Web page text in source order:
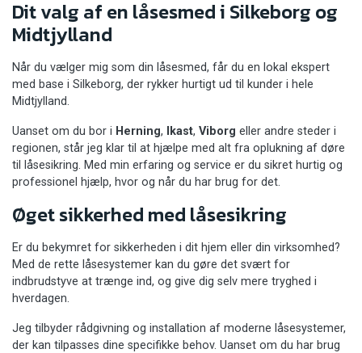
Dit valg af en låsesmed i Silkeborg og
Midtjylland
Når du vælger mig som din låsesmed, får du en lokal ekspert
med base i Silkeborg, der rykker hurtigt ud til kunder i hele
Midtjylland.
Uanset om du bor i Herning, Ikast, Viborg eller andre steder i
regionen, står jeg klar til at hjælpe med alt fra oplukning af døre
til låsesikring. Med min erfaring og service er du sikret hurtig og
professionel hjælp, hvor og når du har brug for det.
Øget sikkerhed med låsesikring
Er du bekymret for sikkerheden i dit hjem eller din virksomhed?
Med de rette låsesystemer kan du gøre det svært for
indbrudstyve at trænge ind, og give dig selv mere tryghed i
hverdagen.
Jeg tilbyder rådgivning og installation af moderne låsesystemer,
der kan tilpasses dine specifikke behov. Uanset om du har brug